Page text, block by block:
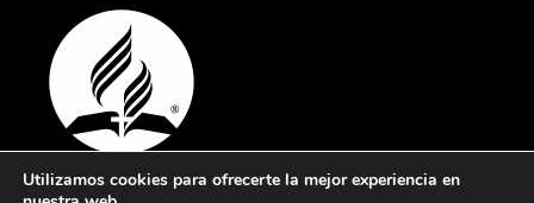
Utilizamos cookies para ofrecerte la mejor experiencia en